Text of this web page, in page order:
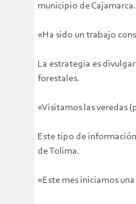
municipio de Cajamarca.
«Ha sido un trabajo
La estrategia es
forestales.
«Visitamos las veredas
Este tipo de
de Tolima.
«Este mes iniciamos